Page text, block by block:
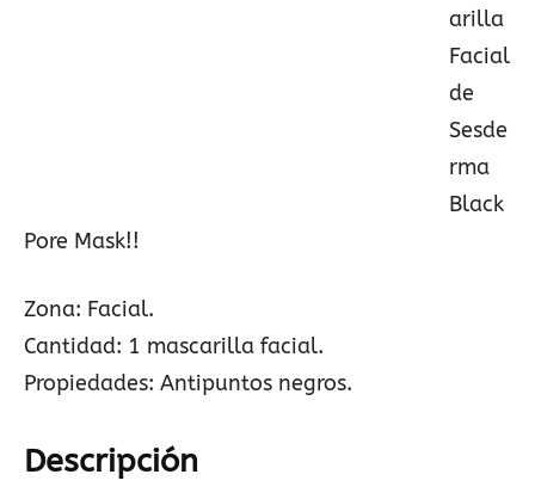
arilla
Facial
de
Sesde
rma
Black
Pore Mask!!
Zona: Facial.
Cantidad: 1 mascarilla facial.
Propiedades: Antipuntos negros.
Descripción